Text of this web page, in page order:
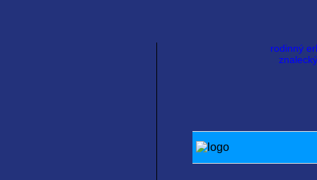
rodinný